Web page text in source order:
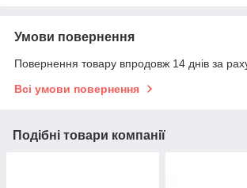
Умови повернення
Повернення товару впродовж 14 днів за
Всі умови повернення
Подібні товари компанії